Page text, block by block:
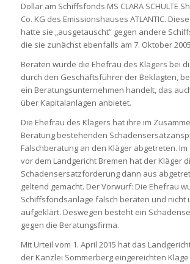
Dollar am Schiffsfonds MS CLARA SCHULTE
Co. KG des Emissionshauses ATLANTIC.
hatte sie „ausgetauscht“ gegen andere
die sie zunächst ebenfalls am 7. Oktober
Beraten wurde die Ehefrau des Klägers bei
durch den Geschäftsführer der Beklagten,
ein Beratungsunternehmen handelt, das
über Kapitalanlagen anbietet.
Die Ehefrau des Klägers hat ihre im
Beratung bestehenden
Falschberatung an den Kläger abgetreten.
vor dem Landgericht Bremen hat der Kläger
Schadensersatzforderung dann aus
geltend gemacht. Der Vorwurf: Die Ehefrau
Schiffsfondsanlage falsch beraten und nicht
aufgeklärt. Deswegen besteht ein
gegen die Beratungsfirma.
Mit Urteil vom 1. April 2015 hat das
der Kanzlei Sommerberg eingereichten